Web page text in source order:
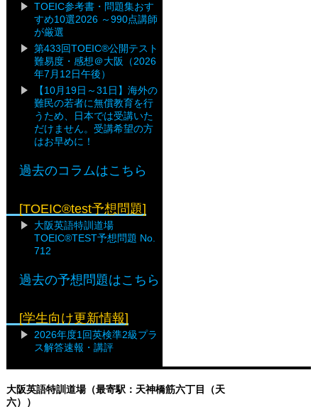
TOEIC参考書・問題集おす
すめ10選2026 ～990点講師
が厳選
第433回TOEIC®公開テスト
難易度・感想＠大阪（2026
年7月12日午後）
【10月19日～31日】海外の
難民の若者に無償教育を行
うため、日本では受講いた
だけません。受講希望の方
はお早めに！
過去のコラムはこちら
[TOEIC®test予想問題]
大阪英語特訓道場
TOEIC®TEST予想問題 No.
712
過去の予想問題はこちら
[学生向け更新情報]
2026年度1回英検準2級プラ
ス解答速報・講評
大阪英語特訓道場（最寄駅：天神橋筋六丁目（天
六））